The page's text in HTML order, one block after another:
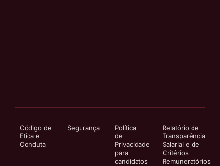
Código de
Ética e
Conduta
Segurança
Política
de
Privacidade
para
candidatos
Relatório de
Transparência
Salarial e de
Critérios
Remuneratórios